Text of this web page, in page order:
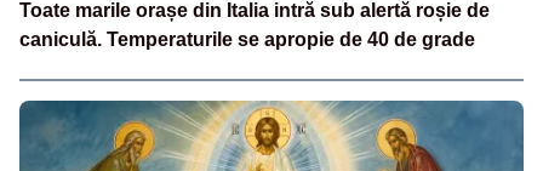
Toate marile orașe din Italia intră sub alertă roșie de
caniculă. Temperaturile se apropie de 40 de grade